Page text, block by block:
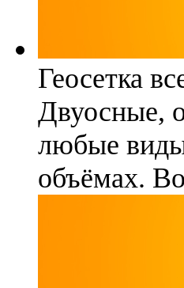
Геосетка
Двуосные,
любые виды
объёмах.